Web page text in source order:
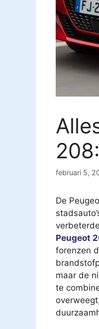
februari 5,
De
Peugeot
forenzen
maar de
te